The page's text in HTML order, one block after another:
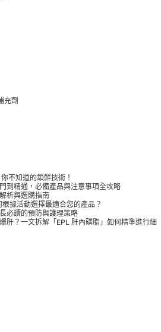
充劑
不知道的鎖鮮技術！
到精通，必備產品與注意事項全攻略
析與選購指南
據活動選擇最適合您的產品？
必讀的預防與護理策略
肝？一文拆解「EPL 肝內磷脂」如何精準進行細